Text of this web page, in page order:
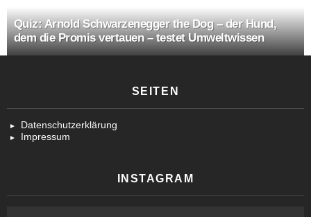
Quiz: Arnold Schwarzenegger the Dog – der Hund,
dem die Promis vertauen – testet Umweltwissen
SEITEN
Datenschutzerklärung
Impressum
INSTAGRAM